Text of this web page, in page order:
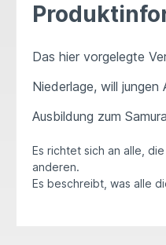
Das hier vorgelegte
Niederlage, will
Ausbildung zum
Es richtet sich an alle,
anderen.
Es beschreibt, was alle